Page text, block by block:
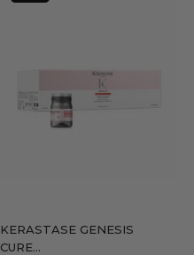
KERASTASE GENESIS
CURE...